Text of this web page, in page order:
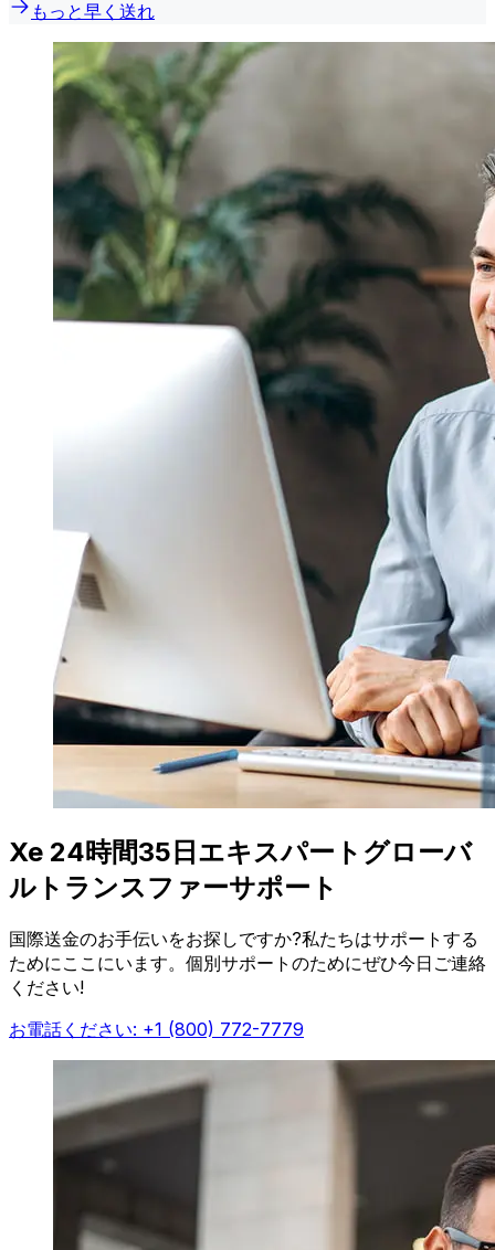
もっと早く送れ
Xe 24時間35日エキスパートグローバ
ルトランスファーサポート
国際送金のお手伝いをお探しですか?私たちはサポートする
ためにここにいます。個別サポートのためにぜひ今日ご連絡
ください!
お電話ください: +1 (800) 772-7779